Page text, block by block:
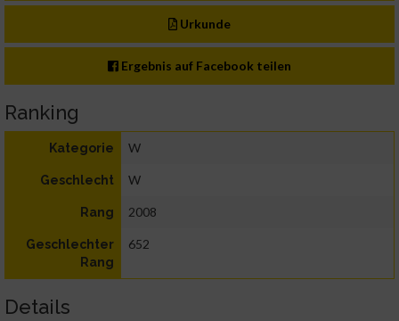
Urkunde
Ergebnis auf Facebook teilen
Ranking
Kategorie W
Geschlecht W
Rang 2008
Geschlechter
Rang
652
Details